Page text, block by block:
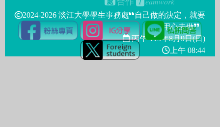
處
2024-2026 淡江大學學生事務處
自己做的決定，就要
用心去做
丙午 115年8月9日(日)
上午 08:44